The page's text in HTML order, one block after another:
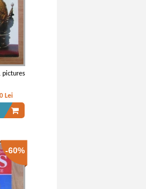
pictures
Lei
-60%